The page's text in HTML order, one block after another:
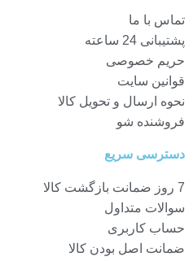
تماس با ما
پشتیبانی 24 ساعته
حریم خصوصی
قوانین سایت
نحوه ارسال و تحویل کالا
فروشنده شو
دسترسی سریع
7 روز ضمانت بازگشت کالا
سوالات متداول
حساب کاربری
ضمانت اصل بودن کالا